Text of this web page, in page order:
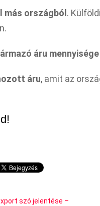
más országból.
áru mennyisége
áru, amit az
szó jelentése –